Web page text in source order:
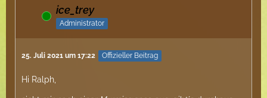
Online ice_trey
Administrator
25. Juli 2021 um 17:22 Offizieller Beitrag
Hi Ralph,